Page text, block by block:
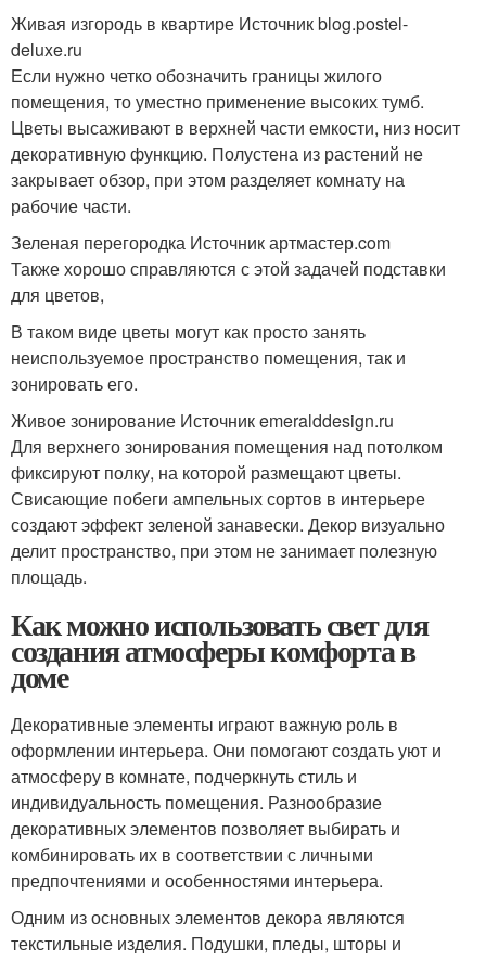
Живая изгородь в квартире Источник blog.postel-
deluxe.ru
Если нужно четко обозначить границы жилого
помещения, то уместно применение высоких тумб.
Цветы высаживают в верхней части емкости, низ носит
декоративную функцию. Полустена из растений не
закрывает обзор, при этом разделяет комнату на
рабочие части.
Зеленая перегородка Источник артмастер.com
Также хорошо справляются с этой задачей подставки
для цветов,
В таком виде цветы могут как просто занять
неиспользуемое пространство помещения, так и
зонировать его.
Живое зонирование Источник emeralddesign.ru
Для верхнего зонирования помещения над потолком
фиксируют полку, на которой размещают цветы.
Свисающие побеги ампельных сортов в интерьере
создают эффект зеленой занавески. Декор визуально
делит пространство, при этом не занимает полезную
площадь.
Как можно использовать свет для
создания атмосферы комфорта в
доме
Декоративные элементы играют важную роль в
оформлении интерьера. Они помогают создать уют и
атмосферу в комнате, подчеркнуть стиль и
индивидуальность помещения. Разнообразие
декоративных элементов позволяет выбирать и
комбинировать их в соответствии с личными
предпочтениями и особенностями интерьера.
Одним из основных элементов декора являются
текстильные изделия. Подушки, пледы, шторы и